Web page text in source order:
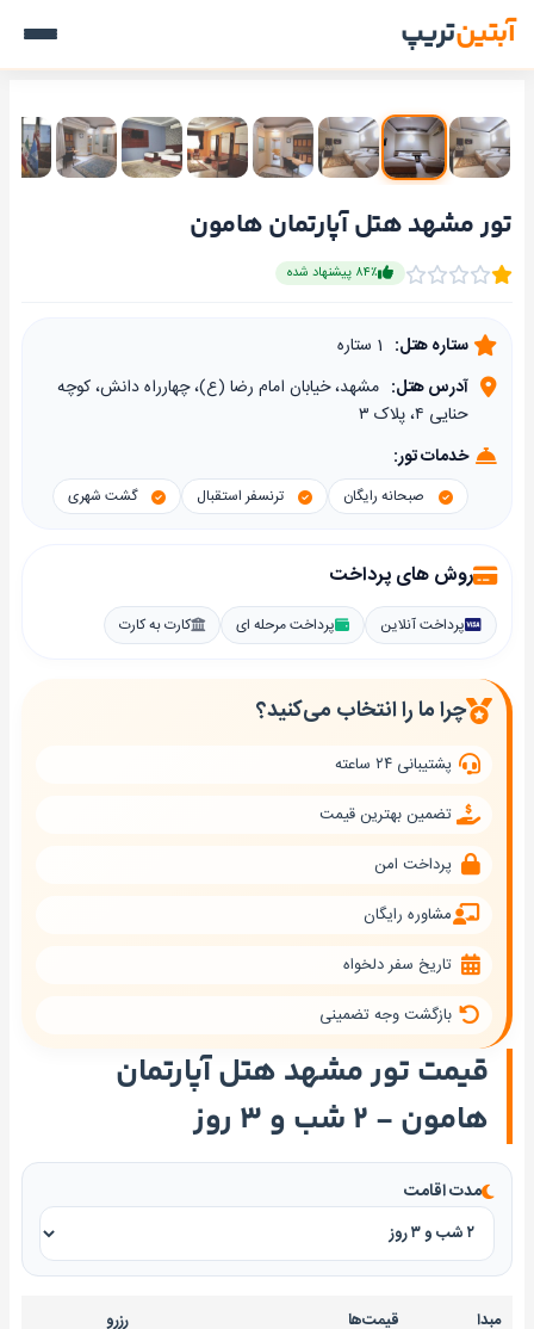
آبتینتریپ
قیمت تور مشهد هتل آپارتمان
هامون - ۲ شب و ۳ روز
مدت اقامت
مبدا قیمت‌ها رزرو
تور مشهد هتل آپارتمان هامون
۸۴٪ پیشنهاد شده
ستاره هتل:
آدرس هتل: مشهد، خيابان امام رضا (ع)، چهارراه دانش، کوچه
حنایی ۴، پلاک ۳
خدمات تور:
صبحانه رایگان ترنسفر استقبال گشت شهری
روش های پرداخت
پرداخت آنلاین پرداخت مرحله ای کارت به کارت
چرا ما را انتخاب می‌کنید؟
پشتیبانی ۲۴ ساعته
تضمین بهترین قیمت
پرداخت امن
مشاوره رایگان
تاریخ سفر دلخواه
بازگشت وجه تضمینی